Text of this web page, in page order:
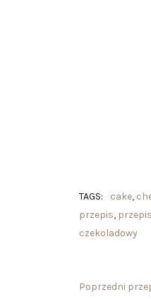
TAGS: cake,
przepis,
czekoladowy
Poprzedni